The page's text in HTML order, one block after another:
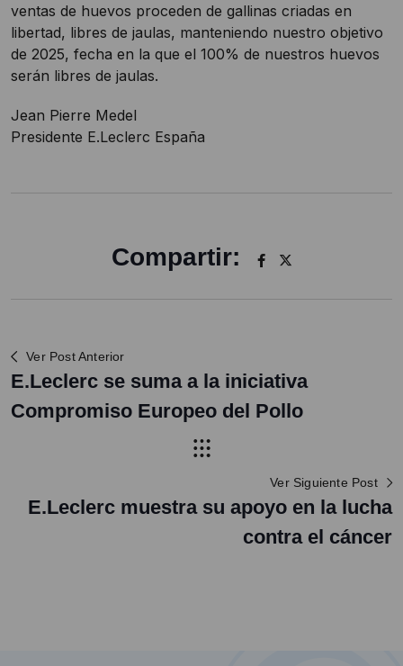
ventas de huevos proceden de gallinas criadas en
libertad, libres de jaulas, manteniendo nuestro objetivo
de 2025, fecha en la que el 100% de nuestros huevos
serán libres de jaulas.
Jean Pierre Medel
Presidente E.Leclerc España
Compartir:
Ver Post Anterior
E.Leclerc se suma a la iniciativa
Compromiso Europeo del Pollo
Ver Siguiente Post
E.Leclerc muestra su apoyo en la lucha
contra el cáncer